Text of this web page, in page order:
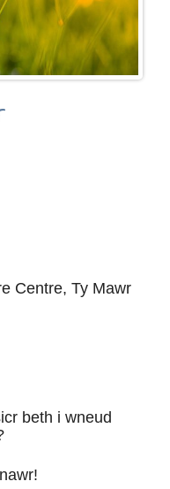
Centre, Ty Mawr
beth i wneud